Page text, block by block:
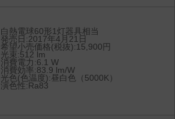
白熱電球60形1灯器具相当
発売日:2017年4月21日
希望小売価格(税抜):15,900円
光束:512 lm
消費電力:6.1 W
消費効率:83.9 lm/W
光色(色温度):昼白色（5000K）
演色性:Ra83